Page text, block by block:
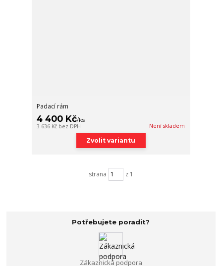
Padací rám
4 400 Kč/ks
3 636 Kč bez DPH Není skladem
Zvolit variantu
strana z 1
Potřebujete poradit?
Zákaznická podpora